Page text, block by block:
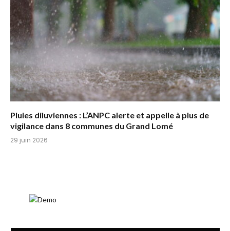
Pluies diluviennes : L’ANPC alerte et appelle à plus de
vigilance dans 8 communes du Grand Lomé
29 juin 2026